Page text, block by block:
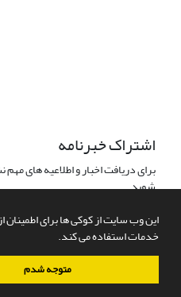
این وب سایت از کوکی ها برای اطمینان
خدمات استفاده می کند.
متوجه شدم
اشتراک خبرنامه
برای دریافت اخبار و اطلاعیه های
شوید.